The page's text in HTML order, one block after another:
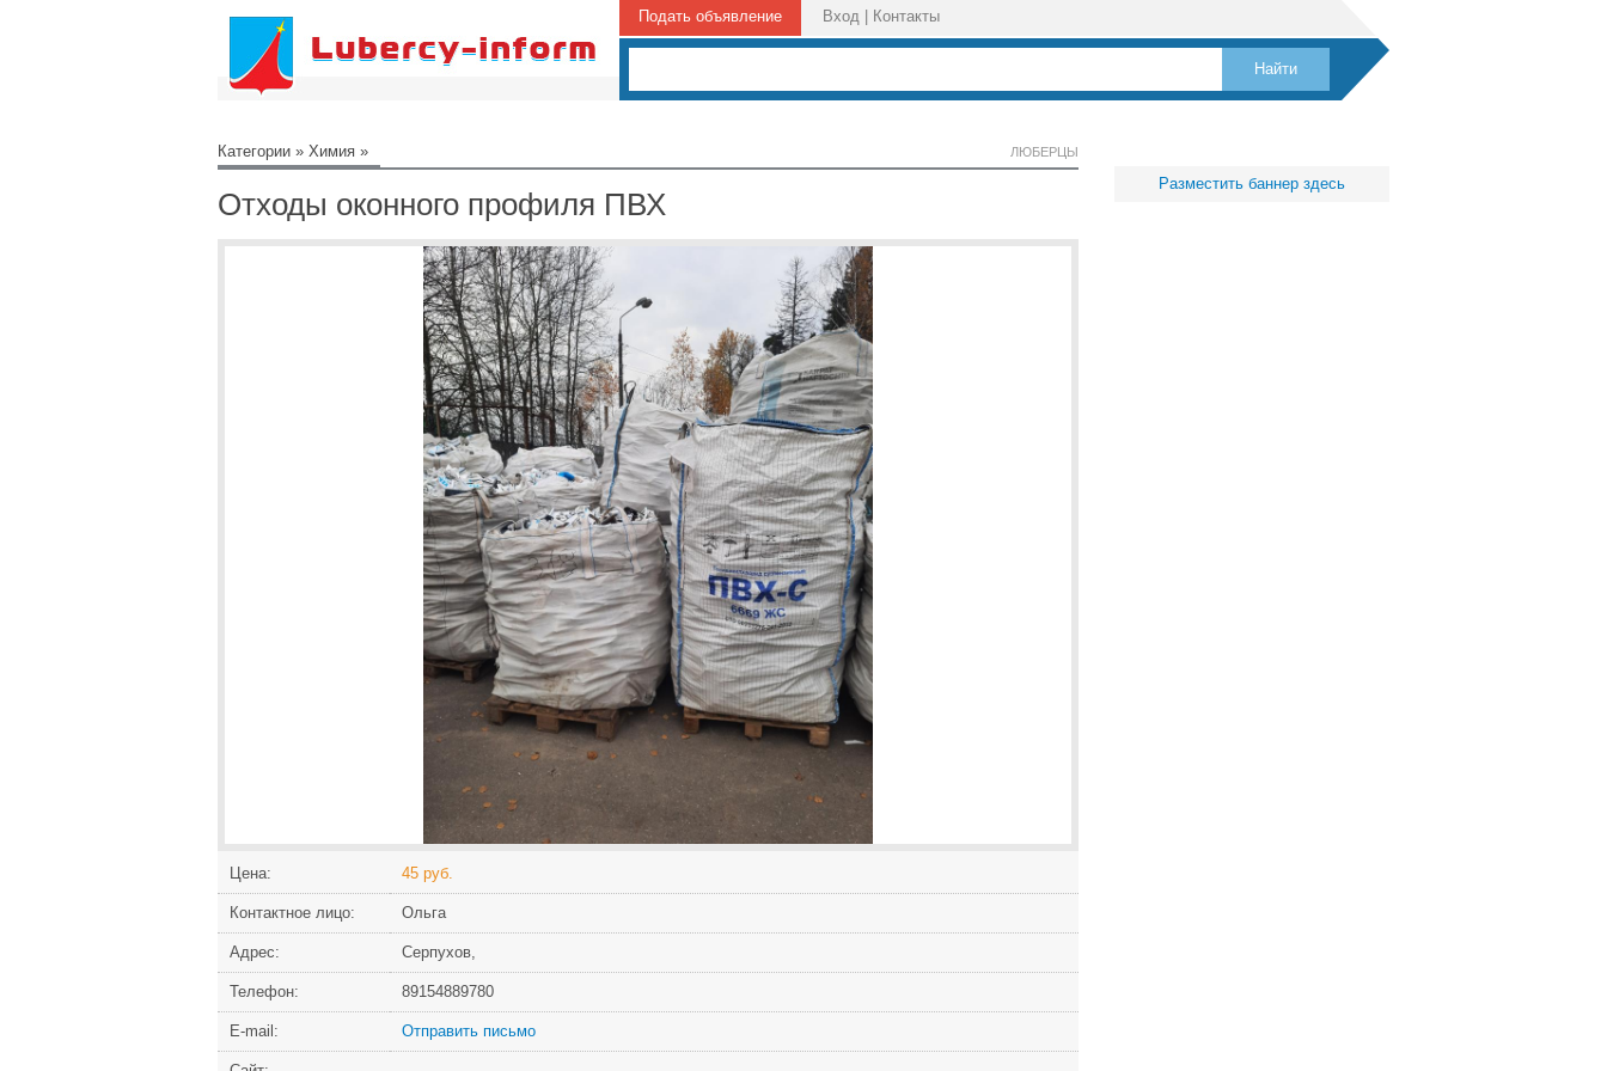
Подать объявление Вход Контакты
Категории » Химия » ЛЮБЕРЦЫ
Отходы оконного профиля ПВХ
Цена: 45 руб.
Контактное лицо: Ольга
Адрес: Серпухов,
Телефон: 89154889780
Е-mail: Отправить письмо
Разместить баннер здесь